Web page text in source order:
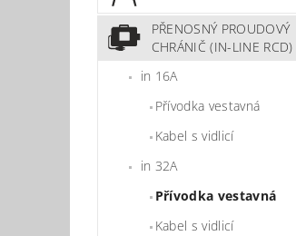
PŘENOSNÝ PROUDOVÝ
CHRÁNIČ (IN-LINE RCD)
in 16A
Přívodka vestavná
Kabel s vidlicí
in 32A
Přívodka vestavná
Kabel s vidlicí